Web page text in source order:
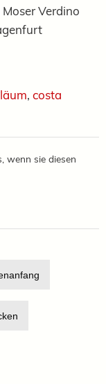
Verdino
, costa
wenn sie diesen